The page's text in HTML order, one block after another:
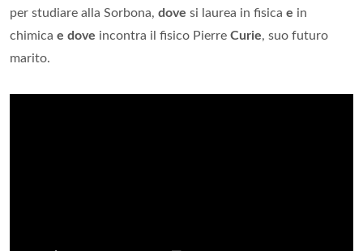
per studiare alla Sorbona, dove si laurea in fisica e in
chimica e dove incontra il fisico Pierre Curie, suo futuro
marito.